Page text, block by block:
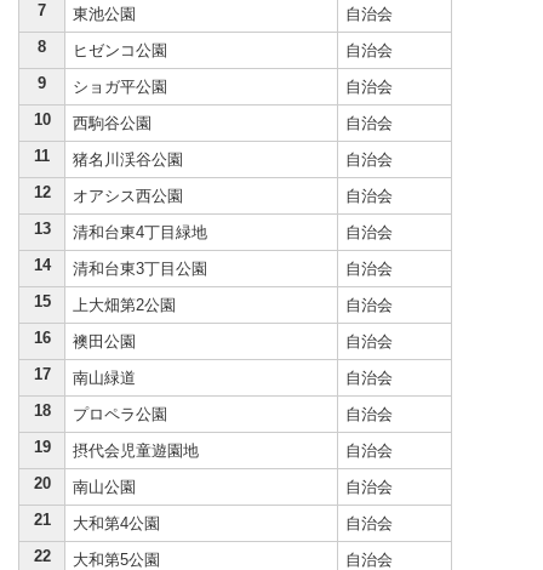
7 東池公園
自治会
8
ヒゼンコ公園
自治会
9
ショガ平公園
自治会
10
西駒谷公園
自治会
11
猪名川渓谷公園
自治会
12
オアシス西公園
自治会
13
清和台東4丁目緑地
自治会
14
清和台東3丁目公園
自治会
15
上大畑第2公園
自治会
16
襖田公園
自治会
17
南山緑道
自治会
18
プロペラ公園
自治会
19
摂代会児童遊園地
自治会
20
南山公園
自治会
21
大和第4公園
自治会
22
大和第5公園
自治会